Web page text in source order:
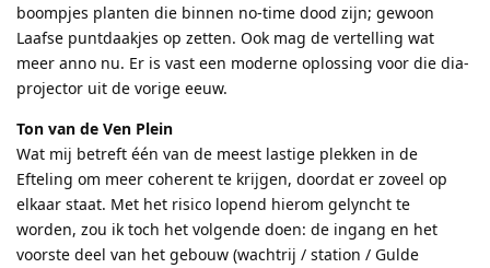
boompjes planten die binnen no-time dood zijn; gewoon
Laafse puntdaakjes op zetten. Ook mag de vertelling wat
meer anno nu. Er is vast een moderne oplossing voor die dia-
projector uit de vorige eeuw.
Ton van de Ven Plein
Wat mij betreft één van de meest lastige plekken in de
Efteling om meer coherent te krijgen, doordat er zoveel op
elkaar staat. Met het risico lopend hierom gelyncht te
worden, zou ik toch het volgende doen: de ingang en het
voorste deel van het gebouw (wachtrij / station / Gulde